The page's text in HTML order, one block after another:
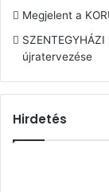
Megjelent a
újratervezése
Hirdetés